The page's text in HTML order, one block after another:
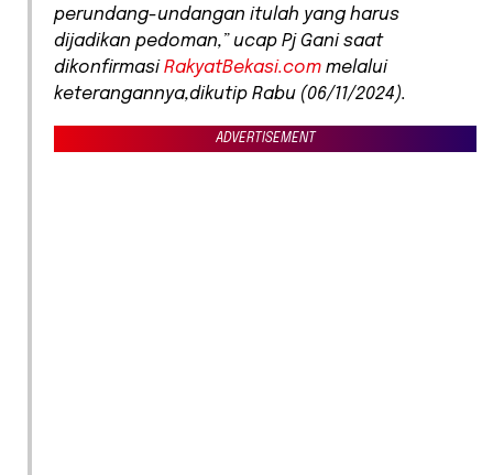
perundang-undangan itulah yang harus
dijadikan pedoman,” ucap Pj Gani saat
dikonfirmasi RakyatBekasi.com melalui
keterangannya,dikutip Rabu (06/11/2024).
ADVERTISEMENT